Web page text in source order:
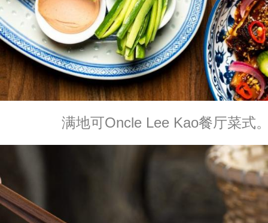
满地可Oncle Lee Kao餐厅菜式